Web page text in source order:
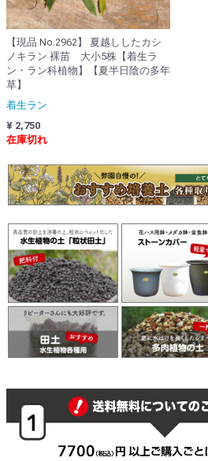
【現品 No.2962】 夏越ししたカシ
ノキラン 裸苗 大小5株【着生ラ
ン・ラン科植物】【夏半日陰の多年
草】
着生ラン
¥ 2,750
在庫切れ